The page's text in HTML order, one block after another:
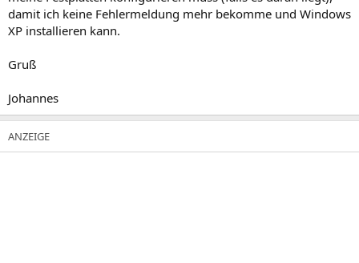
damit ich keine Fehlermeldung mehr bekomme und Windows
XP installieren kann.
Gruß
Johannes